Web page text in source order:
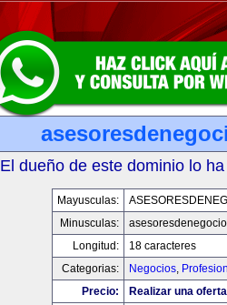
El dueño de este dominio lo
Mayusculas:
Minusculas:
Longitud:
18 caracteres
Categorias:
Negocios,
Precio:
Realizar una